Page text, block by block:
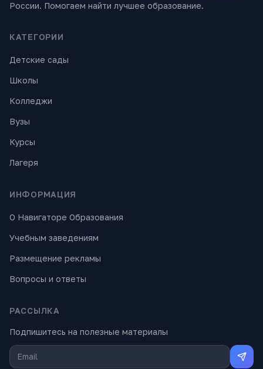
России. Помогаем найти лучшее образование.
КАТЕГОРИИ
Детские сады
Школы
Колледжи
Вузы
Курсы
Лагеря
ИНФОРМАЦИЯ
О Навигаторе Образования
Учебным заведениям
Размещение рекламы
Вопросы и ответы
РАССЫЛКА
Подпишитесь на полезные материалы